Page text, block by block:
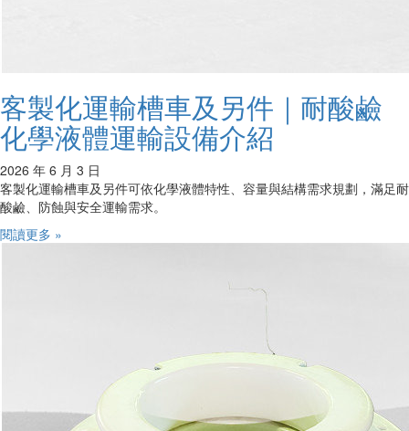
客製化運輸槽車及另件｜耐酸鹼
化學液體運輸設備介紹
2026 年 6 月 3 日
客製化運輸槽車及另件可依化學液體特性、容量與結構需求規劃，滿足耐
酸鹼、防蝕與安全運輸需求。
閱讀更多 »